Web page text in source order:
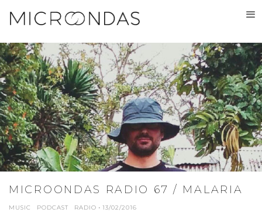
MICROONDAS RADIO 67 / MALARIA
MUSIC PODCAST RADIO · 13/02/2016